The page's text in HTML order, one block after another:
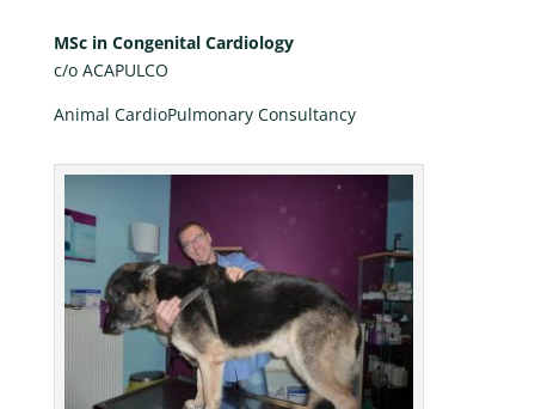
MSc in Congenital Cardiology
c/o ACAPULCO
Animal CardioPulmonary Consultancy